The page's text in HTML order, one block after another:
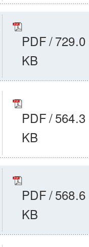
PDF/729.0
KB
PDF/564.3
KB
PDF/568.6
KB